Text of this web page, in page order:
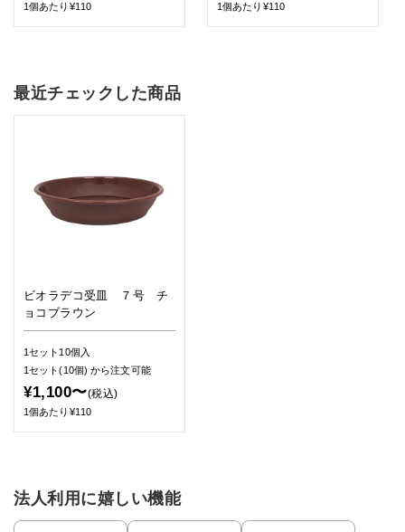
1個あたり¥110 1個あたり¥110
最近チェックした商品
ビオラデコ受皿 ７号 チ
ョコブラウン
1セット10個入
1セット(10個)から注文可能
¥1,100〜(税込)
1個あたり¥110
法人利用に嬉しい機能